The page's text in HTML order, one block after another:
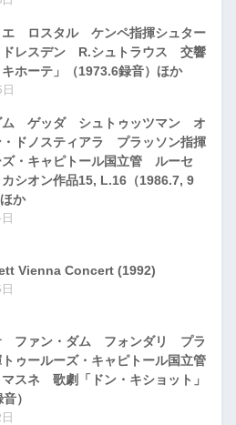
エ ロスタル ケンペ指揮シュター
ドレスデン R.シュトラウス 交響
ホーテ」（1973.6録音）ほか
ム ゲッダ シュトゥッツマン オ
・ドノスティアラ プラッソン指揮
ズ・キャピトール国立管 ルーセ
シオン作品15, L.16（1986.7, 9
か
Vienna Concert (1992)
ファン・ダム フォンダリ プラ
ゥールーズ・キャピトール国立管
スネ 歌劇「ドン・キショット」
）